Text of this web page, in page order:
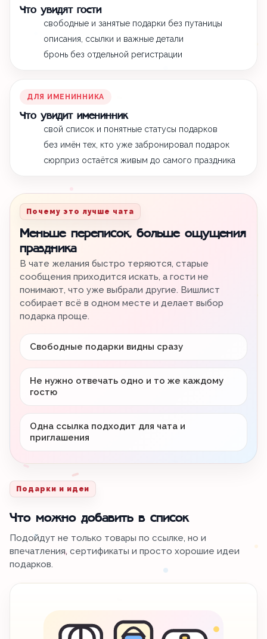
Что увидят гости
свободные и занятые подарки без путаницы
описания, ссылки и важные детали
бронь без отдельной регистрации
ДЛЯ ИМЕНИННИКА
Что увидит именинник
свой список и понятные статусы подарков
без имён тех, кто уже забронировал подарок
сюрприз остаётся живым до самого праздника
Почему это лучше чата
Меньше переписок, больше ощущения
праздника
В чате желания быстро теряются, старые
сообщения приходится искать, а гости не
понимают, что уже выбрали другие. Вишлист
собирает всё в одном месте и делает выбор
подарка проще.
Свободные подарки видны сразу
Не нужно отвечать одно и то же каждому
гостю
Одна ссылка подходит для чата и
приглашения
Подарки и идеи
Что можно добавить в список
Подойдут не только товары по ссылке, но и
впечатления, сертификаты и просто хорошие идеи
подарков.